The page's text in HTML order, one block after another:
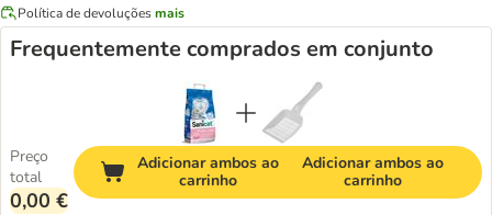
Política de devoluçõesmais
Frequentemente comprados em conjunto
Preço
total
0,00 €
Adicionar ambos ao
carrinho
Adicionar ambos ao
carrinho